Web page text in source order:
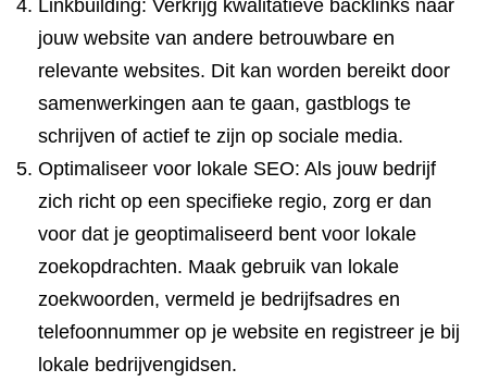
Linkbuilding: Verkrijg kwalitatieve backlinks naar
jouw website van andere betrouwbare en
relevante websites. Dit kan worden bereikt door
samenwerkingen aan te gaan, gastblogs te
schrijven of actief te zijn op sociale media.
Optimaliseer voor lokale SEO: Als jouw bedrijf
zich richt op een specifieke regio, zorg er dan
voor dat je geoptimaliseerd bent voor lokale
zoekopdrachten. Maak gebruik van lokale
zoekwoorden, vermeld je bedrijfsadres en
telefoonnummer op je website en registreer je bij
lokale bedrijvengidsen.